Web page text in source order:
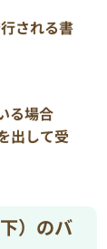
される書
る場合
出して受
）のバ